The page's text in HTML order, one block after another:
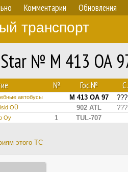
Комментарии Обновления
транспорт
Star № М 413 ОА
№ Гос.№
автобусы М 413 ОА 97
OÜ 902 ATL
Oy 1 TUL-707
этого ТС